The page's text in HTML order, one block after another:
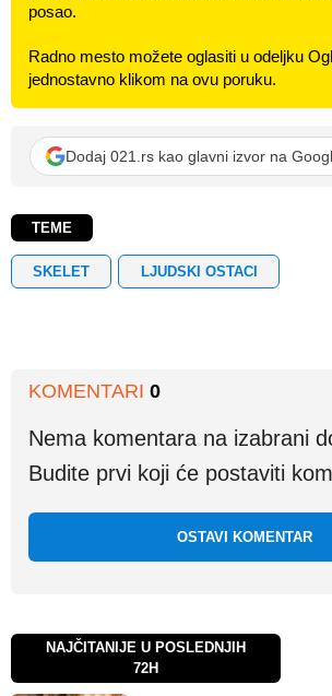
posao.
Radno mesto možete oglasiti u odeljku
jednostavno klikom na ovu poruku.
Dodaj 021.rs kao glavni izvor na
TEME
SKELET LJUDSKI OSTACI
KOMENTARI 0
Nema komentara na izabrani
Budite prvi koji će postaviti
OSTAVI KOMENTAR
NAJČITANIJE U POSLEDNJIH
72H